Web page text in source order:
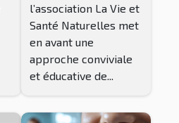
séances de ciné
club !
l’association La Vie et
Santé Naturelles met
en avant une
approche conviviale
et éducative de...